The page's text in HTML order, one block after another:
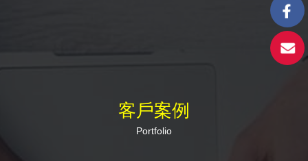
客戶案例
Portfolio